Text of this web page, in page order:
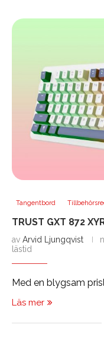
Tangentbord
TRUST GXT 872
av Arvid Ljungqvist
lästid
Med en blygsam
Läs mer